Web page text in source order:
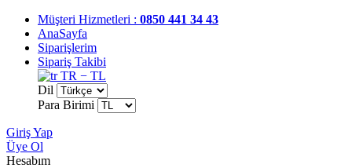
Müşteri Hizmetleri : 0850 441 34 43
AnaSayfa
Siparişlerim
Sipariş Takibi
TR − TL
Dil
Para Birimi
Giriş Yap
Üye Ol
Hesabım